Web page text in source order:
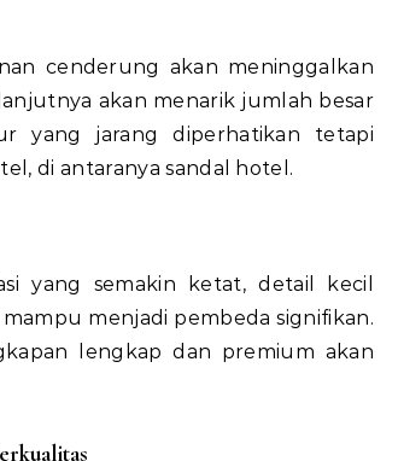
cenderung akan meninggalkan
akan menarik jumlah besar
yang jarang diperhatikan tetapi
di antaranya sandal hotel.
yang semakin ketat, detail kecil
menjadi pembeda signifikan.
lengkap dan premium akan